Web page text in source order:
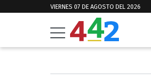
VIERNES 07 DE AGOSTO DEL 2026